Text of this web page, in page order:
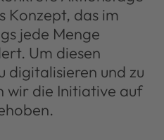
Konzept, das im
jede Menge
Um diesen
digitalisieren und zu
wir die Initiative auf